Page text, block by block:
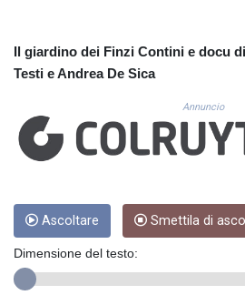
CVE
CZK
DKK
DOP
DZD
ETB
FJD
GEL
Il giardino dei Finzi Contini e docu
Testi e Andrea De Sica
Annuncio
Ascoltare Smettila di
Dimensione del testo: